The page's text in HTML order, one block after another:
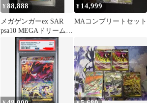
¥88,888
メガゲンガーex SAR
psa10 MEGAドリームex
即日発送
¥ 14,999
MAコンプリートセット